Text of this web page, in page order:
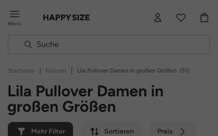
Menü
Startseite | Pullover | Lila Pullover Damen in großen Größen (51)
Lila Pullover Damen in
großen Größen
Mehr Filter Sortieren Preis